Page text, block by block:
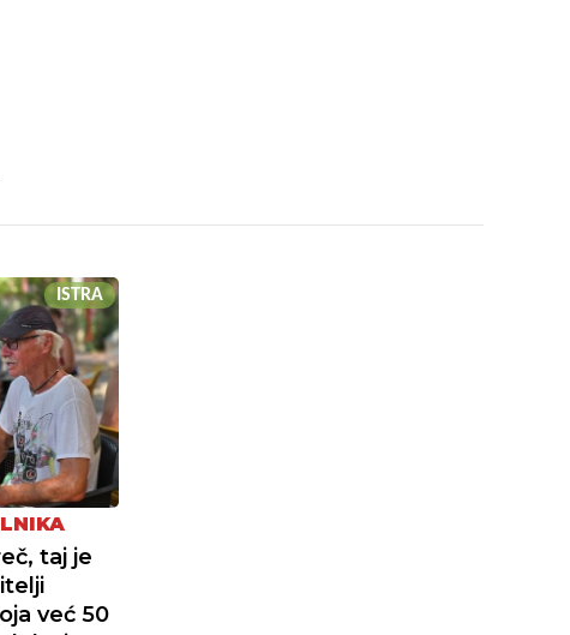
ISTRA
taj je
već 50